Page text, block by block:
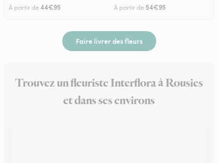
À partir de44€95 À partir de 54€95
Faire livrer des fleurs
Trouvez un fleuriste Interflora à Rousies
et dans ses environs